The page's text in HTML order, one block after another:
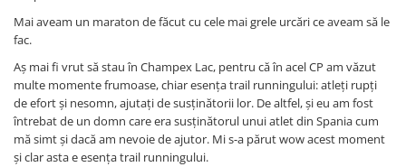
Mai aveam un maraton de făcut cu cele mai grele urcări ce aveam să le
fac.
Aș mai fi vrut să stau în Champex Lac, pentru că în acel CP am văzut
multe momente frumoase, chiar esența trail runningului: atleți rupți
de efort și nesomn, ajutați de susținătorii lor. De altfel, și eu am fost
întrebat de un domn care era susținătorul unui atlet din Spania cum
mă simt și dacă am nevoie de ajutor. Mi s-a părut wow acest moment
și clar asta e esența trail runningului.